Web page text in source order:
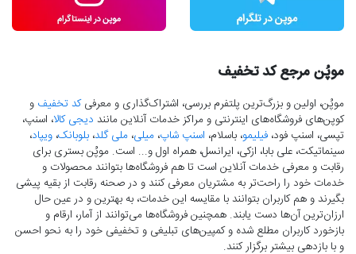
موپُن مرجع کد تخفیف
موپُن، اولین و بزرگ‌ترین پلتفرم بررسی، اشتراک‌گذاری و معرفیکد تخفیف و
کوپن‌های فروشگاه‌های اینترنتی و مراکز خدمات آنلاین مانند دیجی کالا، اسنپ،
تپسی، اسنپ فود، فیلیمو، باسلام، اسنپ شاپ، میلی، ملی گلد، بلوبانک، ویپاد،
سینماتیکت، علی بابا، ازکی، ایرانسل، همراه اول و... است. موپُن بستری برای
رقابت و معرفی خدمات آنلاین است تا هم فروشگاه‌ها بتوانند محصولات و
خدمات خود را راحت‌تر به مشتریان معرفی کنند و در صحنه رقابت از بقیه پیشی
بگیرند و هم کاربران بتوانند با مقایسه این خدمات، به بهترین و در عین حال
ارزان‌ترین آن‌ها دست‌ یابند. همچنین فروشگاه‌ها می‌توانند از آمار، ارقام و
بازخورد کاربران مطلع شده و کمپین‌های تبلیغی و تخفیفی خود را به نحو احسن
و با بازدهی بیشتر برگزار کنند.